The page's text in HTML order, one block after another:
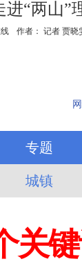
“两山”
作者： 记者 贾晓